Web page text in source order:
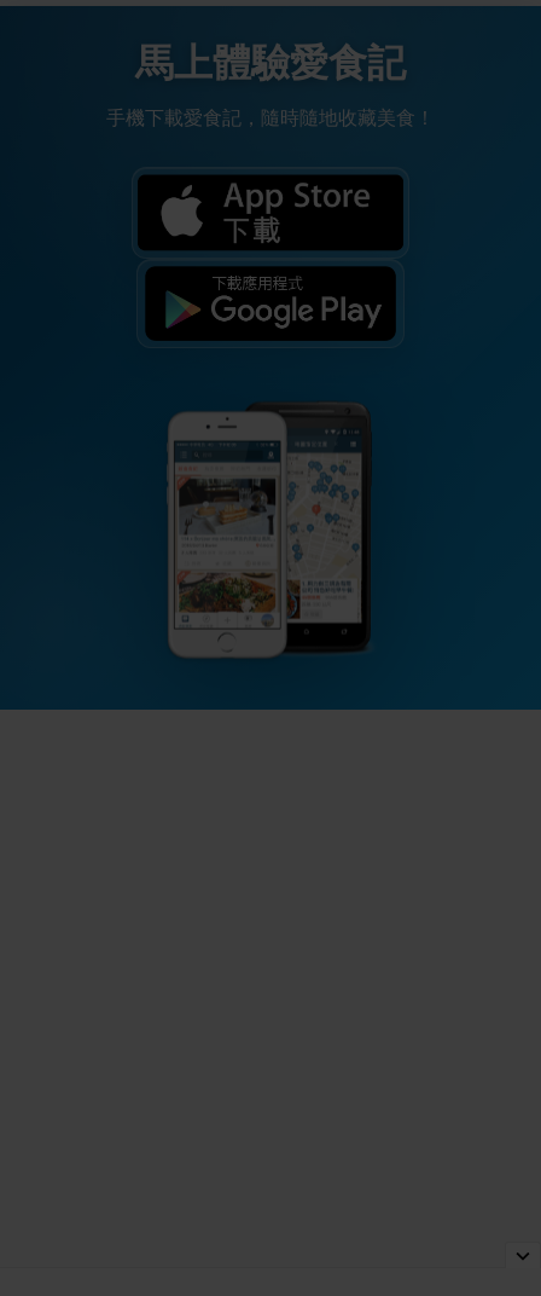
馬上體驗愛食記
手機下載愛食記，隨時隨地收藏美食！